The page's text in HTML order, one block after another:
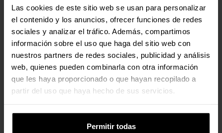
Las cookies de este sitio web se usan para personalizar
el contenido y los anuncios, ofrecer funciones de redes
sociales y analizar el tráfico. Además, compartimos
información sobre el uso que haga del sitio web con
nuestros partners de redes sociales, publicidad y análisis
web, quienes pueden combinarla con otra información
que les haya proporcionado o que hayan recopilado a
partir del uso que haya hecho de sus servicios.
Permitir todas
Switch D-Link DMS-105
5 Portas Gigabit
DMS-105
(0)
PVPR: Precio rebajado desde
131,90 € hasta
🕶️ Oferta Gafas
Switch D-Link DGS-105
5 Portas Gigabit
Unmanaged
DGS-105
(0)
PVPR: Precio rebajado desde
23,90 €hasta